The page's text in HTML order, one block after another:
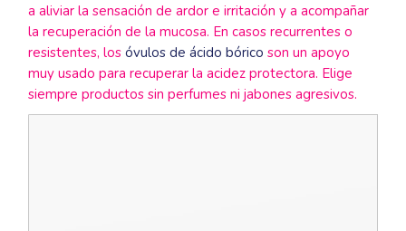
a aliviar la sensación de ardor e irritación y a acompañar
la recuperación de la mucosa. En casos recurrentes o
resistentes, losóvulos de ácido bórico son un apoyo
muy usado para recuperar la acidez protectora. Elige
siempre productos sin perfumes ni jabones agresivos.